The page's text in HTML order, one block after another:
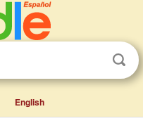
English